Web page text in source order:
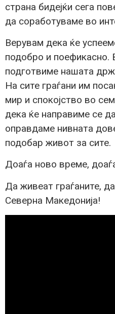
страна бидејќи сега
да соработуваме во
Верувам дека ќе
подобро и поефикасно.
подготвиме нашата
На сите граѓани им
мир и спокојство во
дека ќе направиме се
оправдаме нивната
подобар живот за сите.
Доаѓа ново време,
Да живеат граѓаните,
Северна Македонија!